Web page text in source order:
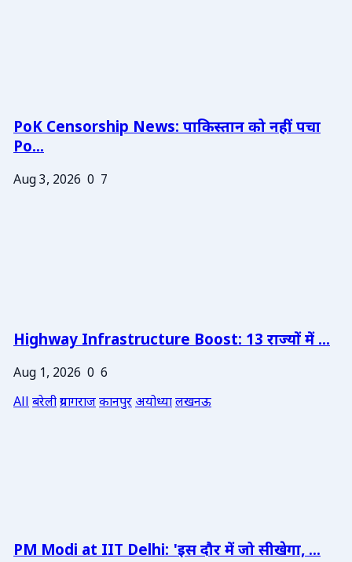
PoK Censorship News: पाकिस्तान को नहीं पचा
Po...
Aug 3, 2026 0 7
Highway Infrastructure Boost: 13 राज्यों में ...
Aug 1, 2026 0 6
Allबरेलीप्रयागराजकानपुरअयोध्यालखनऊ
PM Modi at IIT Delhi: 'इस दौर में जो सीखेगा, ...